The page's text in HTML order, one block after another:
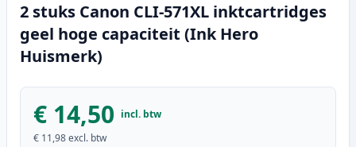
2 stuks Canon CLI-571XL inktcartridges
geel hoge capaciteit (Ink Hero
Huismerk)
€ 14,50 incl. btw
€ 11,98excl. btw